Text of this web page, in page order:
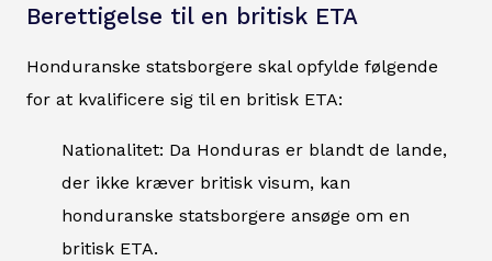
Berettigelse til en britisk ETA
Honduranske statsborgere skal opfylde følgende
for at kvalificere sig til en britisk ETA:
Nationalitet: Da Honduras er blandt de lande,
der ikke kræver britisk visum, kan
honduranske statsborgere ansøge om en
britisk ETA.